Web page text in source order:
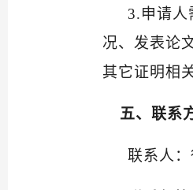
3.申请人
况、发表论
其它证明相
五、联系
联系人